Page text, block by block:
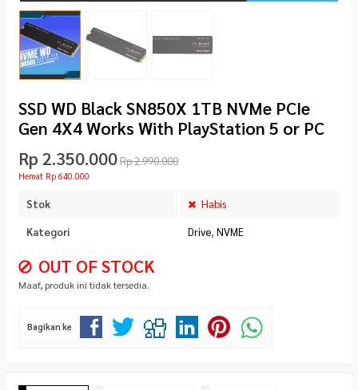
SSD WD Black SN850X 1TB NVMe PCIe
Gen 4X4 Works With PlayStation 5 or PC
Rp 2.350.000Rp 2.990.000
Hemat Rp 640.000
Stok Habis
Kategori Drive, NVME
OUT OF STOCK
Maaf, produk ini tidak tersedia.
Bagikan ke